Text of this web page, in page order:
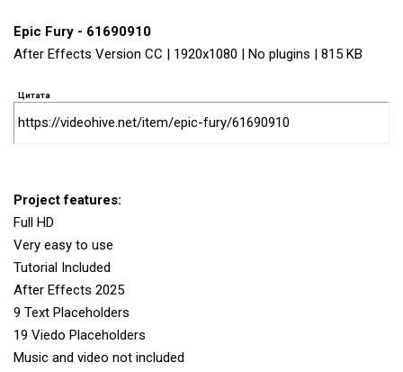
Epic Fury - 61690910
After Effects Version CC | 1920x1080 | No plugins | 815 KB
Цитата
https://videohive.net/item/epic-fury/61690910
Project features:
Full HD
Very easy to use
Tutorial Included
After Effects 2025
9 Text Placeholders
19 Viedo Placeholders
Music and video not included